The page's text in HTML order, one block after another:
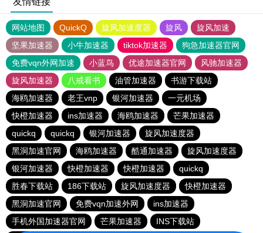
网站地图 QuickQ 旋风加速度器 旋风
旋风加速
坚果加速器
小牛加速器 tiktok加速器
狗急加速器官网
免费vqn外网加速
小蓝鸟 优途加速器官网
风驰加速器
旋风加速器
八戒看书 油管加速器
书游下载站
海鸥加速器
老王vnp 银河加速器
一元机场
快橙加速器
ins加速器 海鸥加速器
芒果加速器
quickq
quickq 银河加速器
旋风加速度器
黑洞加速官网
海鸥加速器 酷通加速器
旋风加速度器
银河加速器
快橙加速器 快橙加速器
quickq
胜春下载站
186下载站 旋风加速度器
快橙加速器
黑洞加速官网
免费vqn加速外网
ins加速器
手机外国加速器官网
芒果加速器 INS下载站